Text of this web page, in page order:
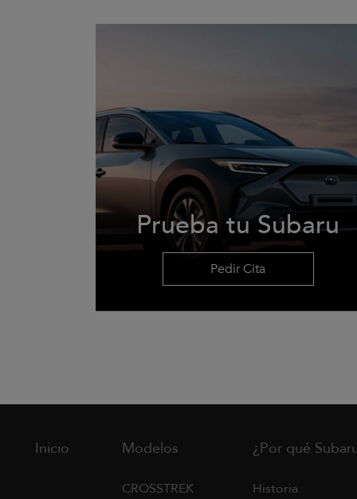
Prueba tu Subaru
Pedir Cita
Inicio Modelos
CROSSTREK
¿Por qué
Historia